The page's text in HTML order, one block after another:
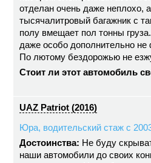
отделан очень даже неплохо,
тысячалитровый багажник с
полу вмещает пол тонны
даже особо дополнительно
По лютому бездорожью не
Стоит ли этот автомобиль
UAZ Patriot (2016)
Юра, водительский стаж с 2003
Достоинства: Не буду
наши автомобили до своих